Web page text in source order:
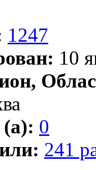
1247
10
0
241